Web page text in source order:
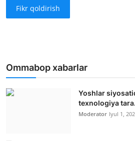
Fikr qoldirish
Ommabop xabarlar
Yoshlar
texnologiya
Moderator Iyul 1,